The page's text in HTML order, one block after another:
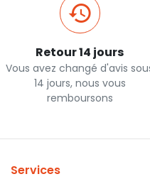
Retour 14 jours
Vous avez changé d'avis
14 jours, nous vous
remboursons
Services